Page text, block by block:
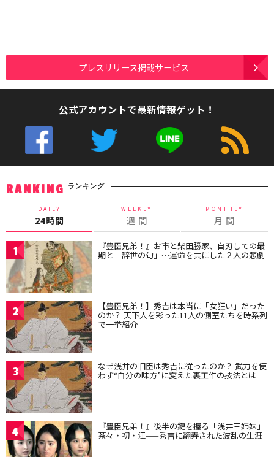
プレスリリース掲載サービス
公式アカウントで最新情報ゲット！
RANKING ランキング
DAILY
24時間
WEEKLY
週 間
MONTHLY
月 間
1 『豊臣兄弟！』お市と柴田勝家、自刃しての最
期と「辞世の句」…運命を共にした２人の悲劇
2 【豊臣兄弟！】秀吉は本当に「女狂い」だった
のか？ 天下人を彩った11人の側室たちを時系列
で一挙紹介
3 なぜ浅井の旧臣は秀吉に従ったのか？ 武力を使
わず“自分の味方”に変えた裏工作の技法とは
4 『豊臣兄弟！』後半の鍵を握る「浅井三姉妹」
茶々・初・江——秀吉に翻弄された波乱の生涯